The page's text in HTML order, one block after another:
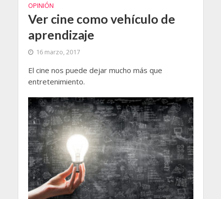
OPINIÓN
Ver cine como vehículo de
aprendizaje
16 marzo, 2017
El cine nos puede dejar mucho más que
entretenimiento.